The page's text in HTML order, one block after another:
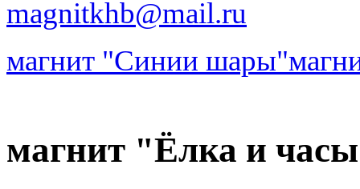
magnitkhb@mail.ru
магнит "Синии шары"
магнит "Ёлка и